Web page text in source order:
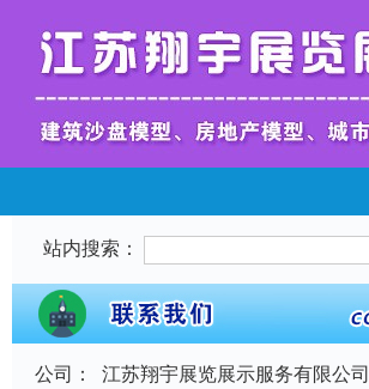
站内搜索：
公司：
江苏翔宇展览展示服务有限公司